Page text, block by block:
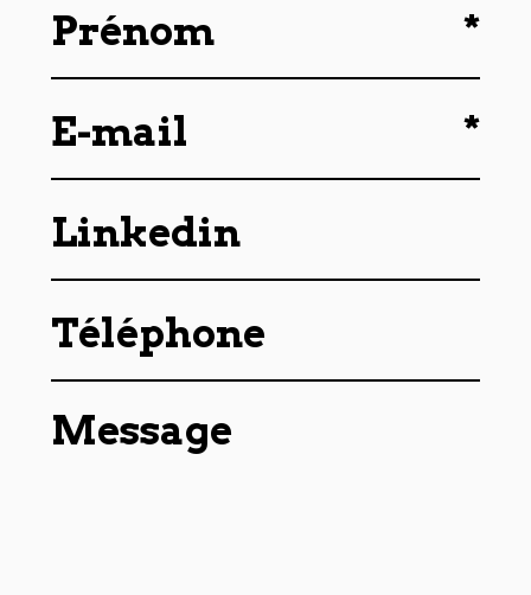
*
Prénom
E-mail *
Linkedin
Téléphone
Message